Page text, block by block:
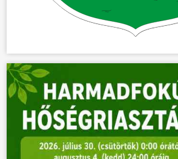
ÜGYINTÉZÉS
KÖZÖSSÉG
HÍREK
VÁLASZTÁSOK